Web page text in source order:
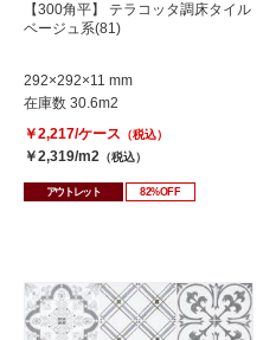
【300角平】 テラコッタ調床タイル
ベージュ系(81)
292×292×11 mm
在庫数 30.6m2
￥2,217/ケース （税込）
￥2,319/m2 （税込）
アウトレット 82%OFF